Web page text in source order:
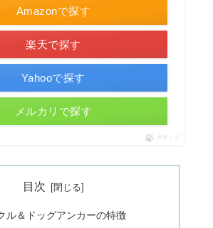
Amazonで探す
楽天で探す
Yahooで探す
メルカリで探す
ポチップ
目次
ル＆ドッグアンカーの特徴